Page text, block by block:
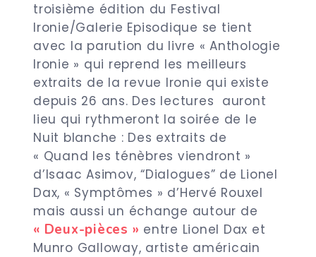
troisième édition du Festival
Ironie/Galerie Episodique se tient
avec la parution du livre « Anthologie
Ironie » qui reprend les meilleurs
extraits de la revue Ironie qui existe
depuis 26 ans. Des lectures auront
lieu qui rythmeront la soirée de le
Nuit blanche : Des extraits de
« Quand les ténèbres viendront »
d’Isaac Asimov, “Dialogues” de Lionel
Dax, « Symptômes » d’Hervé Rouxel
mais aussi un échange autour de
« Deux-pièces » entre Lionel Dax et
Munro Galloway, artiste américain